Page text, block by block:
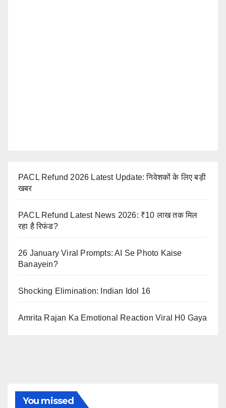
PACL Refund 2026 Latest Update: निवेशकों के लिए बड़ी
खबर
PACL Refund Latest News 2026: ₹10 लाख तक मिल
रहा है रिफंड?
26 January Viral Prompts: AI Se Photo Kaise
Banayein?
Shocking Elimination: Indian Idol 16
Amrita Rajan Ka Emotional Reaction Viral H0 Gaya
You missed